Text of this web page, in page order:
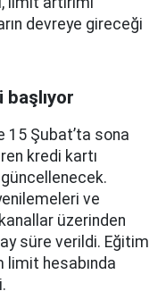
devreye gireceği
15 Şubat’ta sona
kredi kartı
ve
üzerinden
süre verildi. Eğitim
limit hesabında